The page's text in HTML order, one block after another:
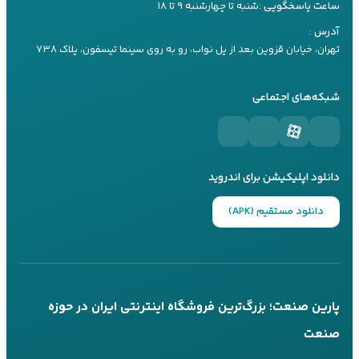
راهنمای خرید یو پی اس
راهنمای خرید اینورتر
سرویس و نگهداری
راهنما های کاربردی
ساعت پاسخگویی :شنبه تا چهارشنبه ۹ تا ۱۸
آدرس :
تهران، خیابان قزوین بعد از پل نواب، رو به روی سینما تیسفون، پلاک ۷۳۸
شبکه‌های اجتماعی
دانلود اپلیکیشن برای اندروید
دانلود مستقیم (APK)
پارین صنعت؛ بزرگ‌ترین فروشگاه اینترنتی ایران در حوزه
صنعت
کارشناس ۲
تماس تلفنی بله
کارشناس ۳
09197660249
پاسخگویی 24 ساعته از طریق بله
تماس تلفنی در ساعات کاری
کانال بله
@parinsanat
کانال تلگرام
@parinsanat